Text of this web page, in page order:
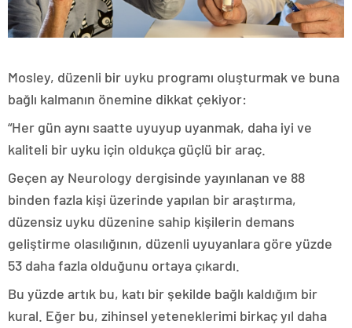
Mosley, düzenli bir uyku programı oluşturmak ve buna
bağlı kalmanın önemine dikkat çekiyor:
“Her gün aynı saatte uyuyup uyanmak, daha iyi ve
kaliteli bir uyku için oldukça güçlü bir araç.
Geçen ay Neurology dergisinde yayınlanan ve 88
binden fazla kişi üzerinde yapılan bir araştırma,
düzensiz uyku düzenine sahip kişilerin demans
geliştirme olasılığının, düzenli uyuyanlara göre yüzde
53 daha fazla olduğunu ortaya çıkardı.
Bu yüzde artık bu, katı bir şekilde bağlı kaldığım bir
kural. Eğer bu, zihinsel yeteneklerimi birkaç yıl daha